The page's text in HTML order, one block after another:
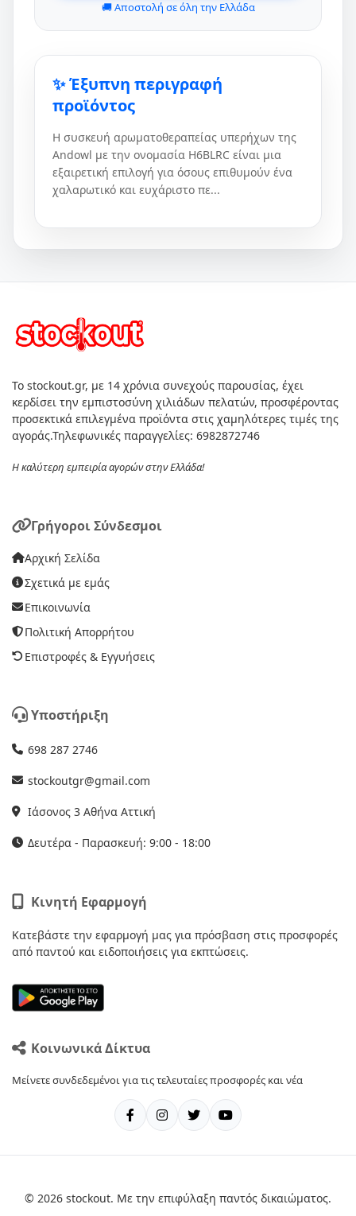
🚚 Αποστολή σε όλη την Ελλάδα
✨ Έξυπνη περιγραφή
προϊόντος
Η συσκευή αρωματοθεραπείας υπερήχων της
Andowl με την ονομασία H6BLRC είναι μια
εξαιρετική επιλογή για όσους επιθυμούν ένα
χαλαρωτικό και ευχάριστο πε...
Το stockout.gr, με 14 χρόνια συνεχούς παρουσίας, έχει
κερδίσει την εμπιστοσύνη χιλιάδων πελατών, προσφέροντας
προσεκτικά επιλεγμένα προϊόντα στις χαμηλότερες τιμές της
αγοράς.Τηλεφωνικές παραγγελίες: 6982872746
Η καλύτερη εμπειρία αγορών στην Ελλάδα!
Γρήγοροι Σύνδεσμοι
Αρχική Σελίδα
Σχετικά με εμάς
Επικοινωνία
Πολιτική Απορρήτου
Επιστροφές & Εγγυήσεις
Υποστήριξη
698 287 2746
stockoutgr@gmail.com
Ιάσονος 3 Αθήνα Αττική
Δευτέρα - Παρασκευή: 9:00 - 18:00
Κινητή Εφαρμογή
Κατεβάστε την εφαρμογή μας για πρόσβαση στις προσφορές
από παντού και ειδοποιήσεις για εκπτώσεις.
Κοινωνικά Δίκτυα
Μείνετε συνδεδεμένοι για τις τελευταίες προσφορές και νέα
© 2026 stockout. Με την επιφύλαξη παντός δικαιώματος.